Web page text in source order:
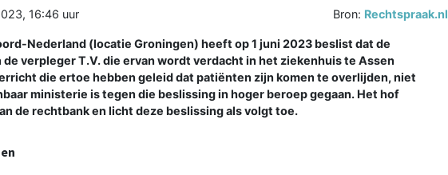
16:46 uur Bron: Rechtspraak.nl
Nederland (locatie Groningen) heeft op 1 juni 2023 beslist dat de
verpleger T.V. die ervan wordt verdacht in het ziekenhuis te Assen
die ertoe hebben geleid dat patiënten zijn komen te overlijden, niet
ministerie is tegen die beslissing in hoger beroep gegaan. Het hof
de rechtbank en licht deze beslissing als volgt toe.